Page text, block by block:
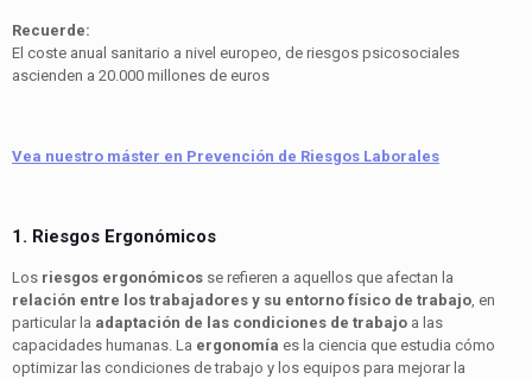
Recuerde:
El coste anual sanitario a nivel europeo, de riesgos psicosociales
ascienden a 20.000 millones de euros
Vea nuestro máster en Prevención de Riesgos Laborales
1. Riesgos Ergonómicos
Los riesgos ergonómicos se refieren a aquellos que afectan la
relación entre los trabajadores y su entorno físico de trabajo, en
particular la adaptación de las condiciones de trabajo a las
capacidades humanas. La ergonomía es la ciencia que estudia cómo
optimizar las condiciones de trabajo y los equipos para mejorar la